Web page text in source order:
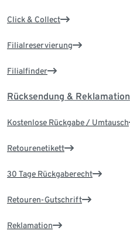
Click & Collect
Filialreservierung
Filialfinder
Rücksendung & Reklamation
Kostenlose Rückgabe / Umtausch
Retourenetikett
30 Tage Rückgaberecht
Retouren-Gutschrift
Reklamation